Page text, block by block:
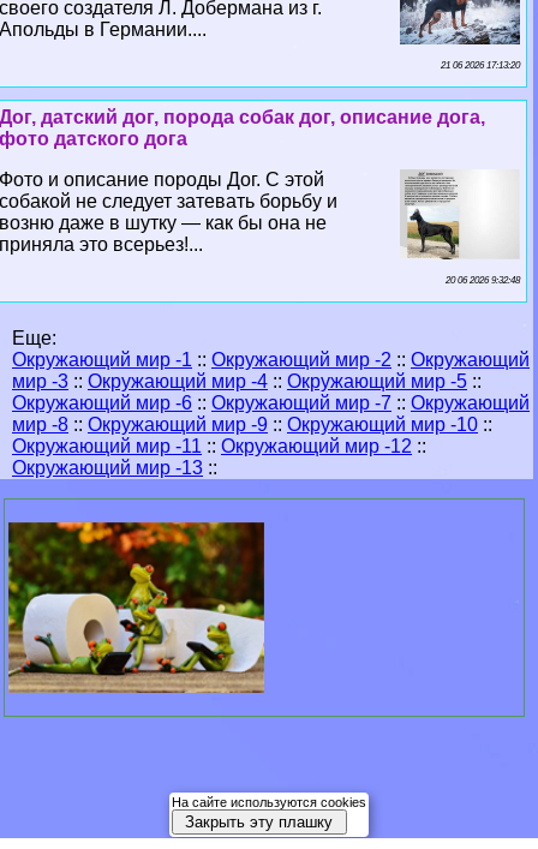
своего создателя Л. Добермана из г.
Апольды в Германии....
21 06 2026 17:13:20
Дог, датский дог, порода собак дог, описание дога,
фото датского дога
Фото и описание породы Дог. С этой
собакой не следует затевать борьбу и
возню даже в шутку — как бы она не
приняла это всерьез!...
20 06 2026 9:32:48
Еще:
Окружающий мир -1 :: Окружающий мир -2 :: Окружающий
мир -3 :: Окружающий мир -4 :: Окружающий мир -5 ::
Окружающий мир -6 :: Окружающий мир -7 :: Окружающий
мир -8 :: Окружающий мир -9 :: Окружающий мир -10 ::
Окружающий мир -11 :: Окружающий мир -12 ::
Окружающий мир -13 ::
На сайте используются cookies
Закрыть эту плашку